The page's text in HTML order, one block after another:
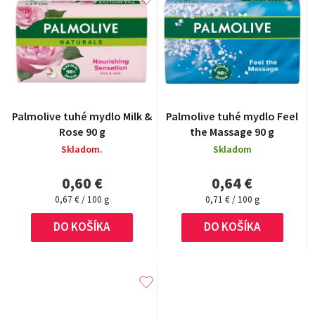
Palmolive tuhé mydlo Milk &
Rose 90 g
Skladom.
0,60 €
Jednotková
cena:
0,67 € / 100 g
DO KOŠÍKA
Palmolive tuhé mydlo Feel
the Massage 90 g
Skladom
0,64 €
Jednotková
cena:
0,71 € / 100 g
DO KOŠÍKA